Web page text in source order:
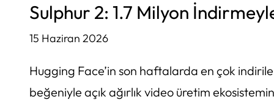
Sulphur 2: 1.7 Milyon
15 Haziran 2026
Hugging Face’in son haftalarda en çok
beğeniyle açık ağırlık video üretim